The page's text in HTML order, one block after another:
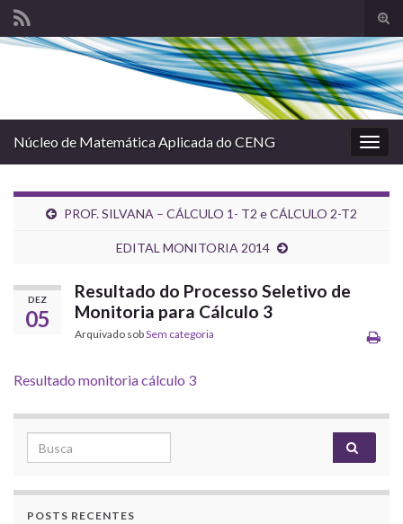
de
Search for:
Núcleo de Matemática Aplicada do CENG
PROF. SILVANA – CÁLCULO 1- T2 e CÁLCULO 2-T2
EDITAL MONITORIA 2014
DEZ
05
Resultado do Processo Seletivo de
Monitoria para Cálculo 3
Arquivado sobSem categoria
Resultado monitoria cálculo 3
Search for:
POSTS RECENTES